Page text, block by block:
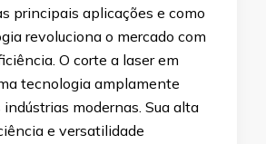
principais aplicações e como
revoluciona o mercado com
O corte a laser em
tecnologia amplamente
modernas. Sua alta
e versatilidade